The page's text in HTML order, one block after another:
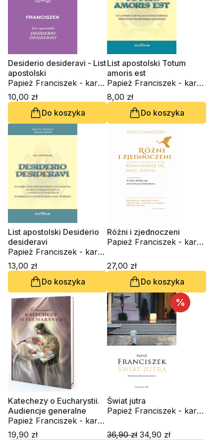
Desiderio desideravi - List
apostolski
Papież Franciszek - kard.
Jorge Mario Bergoglio
10,00 zł
Do koszyka
List apostolski Totum
amoris est
Papież Franciszek - kard.
Jorge Mario Bergoglio
8,00 zł
Do koszyka
List apostolski Desiderio
desideravi
Papież Franciszek - kard.
Jorge Mario Bergoglio
13,00 zł
Do koszyka
Różni i zjednoczeni
Papież Franciszek - kard.
27,00 zł
Do koszyka
Katechezy o Eucharystii.
Audiencje generalne
Papież Franciszek - kard.
Jorge Mario Bergoglio
19,90 zł
%
Świat jutra
Papież Franciszek - kard.
Domenico Agasso
36,90 zł 34,90 zł